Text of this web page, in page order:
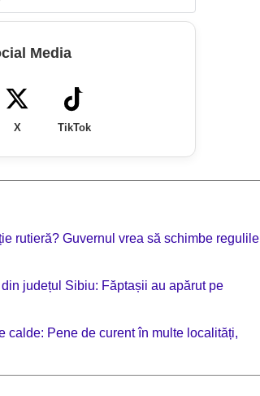
Media
X TikTok
rutieră? Guvernul vrea să schimbe regulile
județul Sibiu: Făptașii au apărut pe
calde: Pene de curent în multe localități,